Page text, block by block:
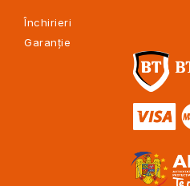
Închirieri
Garanție